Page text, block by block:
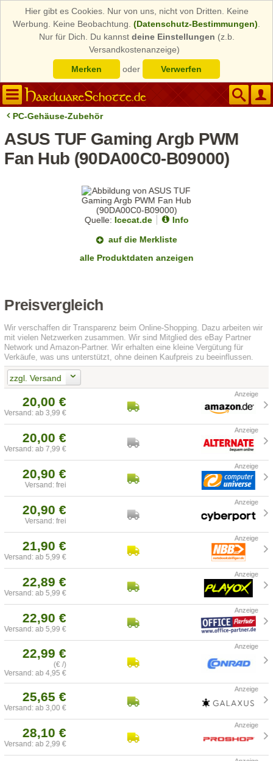
Hier gibt es Cookies. Nur von uns, nicht von Dritten. Keine
Werbung. Keine Beobachtung. (Datenschutz-Bestimmungen)
Nur für Dich. Du kannst deine Einstellungen (z.b.
Versandkostenanzeige)
Merken
oder Verwerfen
PC-Gehäuse-Zubehör
ASUS TUF Gaming Argb PWM
Fan Hub (90DA00C0-B09000)
Quelle: Icecat.de
Info
auf die Merkliste
alle Produktdaten anzeigen
Preisvergleich
Wir verschaffen dir Transparenz beim Online-Shopping. Dazu arbeiten wir
mit vielen Netzwerken zusammen. Wir sind Mitglied des eBay Partner
Network und Amazon-Partner. Wir erhalten eine kleine Vergütung für
Verkäufe, was uns unterstützt, ohne deinen Kaufpreis zu beeinflussen.
zzgl. Versand
20,00 €
Versand: ab 3,99 €
20,00 €
Versand: ab 7,99 €
20,90 €
Versand: frei
20,90 €
Versand: frei
21,90 €
Versand: ab 5,99 €
22,89 €
Versand: ab 5,99 €
22,90 €
Versand: ab 5,99 €
22,99 €
(€ /)
Versand: ab 4,95 €
25,65 €
Versand: ab 3,00 €
28,10 €
Versand: ab 2,99 €